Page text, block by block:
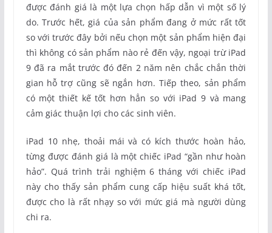
được đánh giá là một lựa chọn hấp dẫn vì một số lý
do. Trước hết, giá của sản phẩm đang ở mức rất tốt
so với trước đây bởi nếu chọn một sản phẩm hiện đại
thì không có sản phẩm nào rẻ đến vậy, ngoại trừ iPad
9 đã ra mắt trước đó đến 2 năm nên chắc chắn thời
gian hỗ trợ cũng sẽ ngắn hơn. Tiếp theo, sản phẩm
có một thiết kế tốt hơn hẳn so với iPad 9 và mang
cảm giác thuận lợi cho các sinh viên.
iPad 10 nhẹ, thoải mái và có kích thước hoàn hảo,
từng được đánh giá là một chiếc iPad “gần như hoàn
hảo”. Quá trình trải nghiệm 6 tháng với chiếc iPad
này cho thấy sản phẩm cung cấp hiệu suất khá tốt,
được cho là rất nhạy so với mức giá mà người dùng
chi ra.